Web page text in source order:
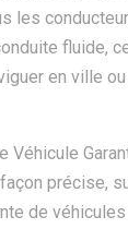
les
fluide,
en ville
Véhicule
précise,
de